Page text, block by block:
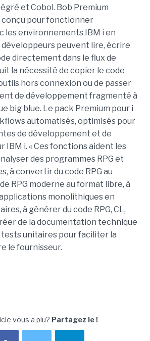
et Cobol. Bob Premium
conçu pour fonctionner
les environnements IBM i en
développeurs peuvent lire, écrire
directement dans le flux de
la nécessité de copier le code
hors connexion ou de passer
de développement fragmenté à
big blue. Le pack Premium pour i
automatisés, optimisés pour
de développement et de
IBM i. « Ces fonctions aident les
des programmes RPG et
à convertir du code RPG au
RPG moderne au format libre, à
monolithiques en
à générer du code RPG, CL,
de la documentation technique
unitaires pour faciliter la
le fournisseur.
vous a plu? Partagez le !